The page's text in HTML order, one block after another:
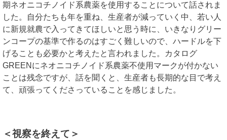
期ネオニコチノイド系農薬を使用することについて話されま
した。自分たちも年を重ね、生産者が減っていく中、若い人
に新規就農で入ってきてほしいと思う時に、いきなりグリー
ンコープの基準で作るのはすごく難しいので、ハードルを下
げることも必要かと考えたと言われました。カタログ
GREENにネオニコチノイド系農薬不使用マークが付かない
ことは残念ですが、話を聞くと、生産者も長期的な目で考え
て、頑張ってくださっていることを感じました。
＜視察を終えて＞